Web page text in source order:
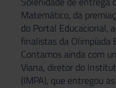
Matemático, da
do Portal Educacional,
finalistas da Olimpíada
Contamos ainda com
Viana, diretor do
(IMPA), que entregou